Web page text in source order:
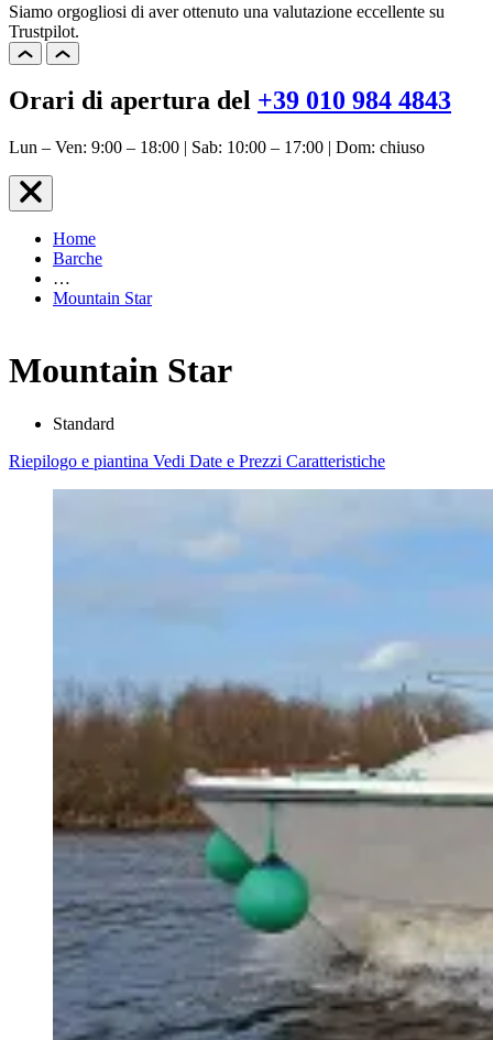
Siamo orgogliosi di aver ottenuto una valutazione eccellente su
Trustpilot.
Orari di apertura del +39 010 984 4843
Lun – Ven: 9:00 – 18:00 | Sab: 10:00 – 17:00 | Dom: chiuso
Home
Barche
…
Mountain Star
Mountain Star
Standard
Riepilogo e piantina Vedi Date e Prezzi Caratteristiche